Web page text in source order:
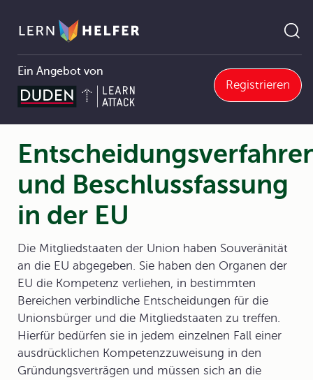
Ein Angebot von
Registrieren
Pfadnavigationund Beschlussfassung in der EU
und Beschlussfassung
in der EU
Die Mitgliedstaaten der Union haben Souveränität
an die EU abgegeben. Sie haben den Organen der
EU die Kompetenz verliehen, in bestimmten
Bereichen verbindliche Entscheidungen für die
Unionsbürger und die Mitgliedstaaten zu treffen.
Hierfür bedürfen sie in jedem einzelnen Fall einer
ausdrücklichen Kompetenzzuweisung in den
Gründungsverträgen und müssen sich an die